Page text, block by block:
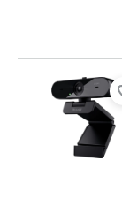
Beoordeling is 8,9